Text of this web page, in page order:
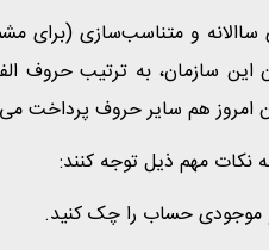
این سازمان، به ترتیب
امروز هم سایر حروف پرداخت
نکات مهم ذیل توجه کنند:
موجودی حساب را چک کنید.